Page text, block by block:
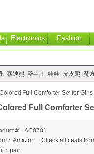
Electronics Fashion
泰迪熊 圣斗士 娃娃 皮皮熊 魔
Full Comforter
#：AC0701
：Amazon
[Check all deals
：pair
Full Comforter Set for Girls